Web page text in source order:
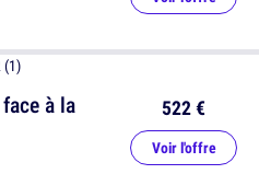
à la
522 €
Voir l'offre